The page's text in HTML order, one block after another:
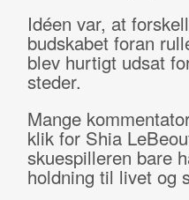
Idéen var, at
budskabet foran
blev hurtigt udsat
steder.
Mange
klik for Shia
skuespilleren bare
holdning til livet og